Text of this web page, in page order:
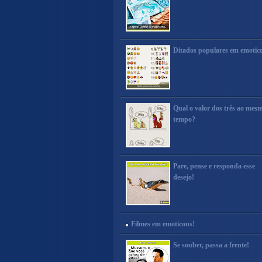
Ditados populares em
Qual o valor dos três ao
tempo?
Pare, pense e responda esse
desejo!
Filmes em emoticons!
Se souber, passa a frente!